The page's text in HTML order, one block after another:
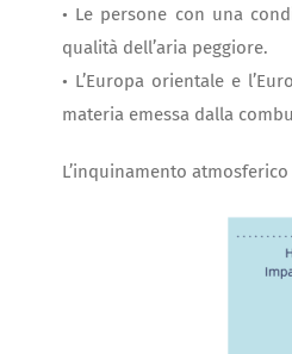
• Le persone con una
qualità dell’aria peggiore.
• L’Europa orientale e
materia emessa dalla
L’inquinamento